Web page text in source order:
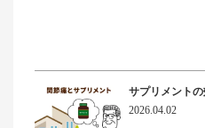
サプリメントの
2026.04.02